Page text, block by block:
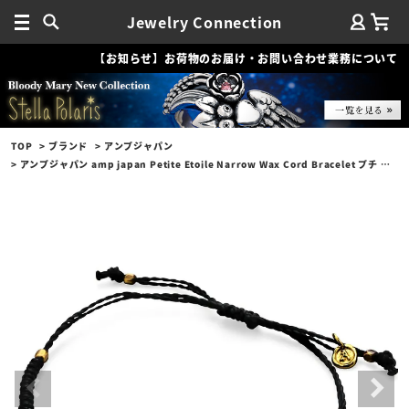
Jewelry Connection
【お知らせ】お荷物のお届け・お問い合わせ業務について
TOP ブランド
アンプジャパン
アンプジャパン amp japan Petite Etoile Narrow Wax Cord Bracelet プチ エトワール ナロー ワックスコード ブレスレット